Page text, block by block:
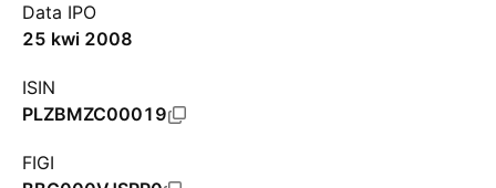
Data IPO
25 kwi 2008
ISIN
PLZBMZC00019
FIGI